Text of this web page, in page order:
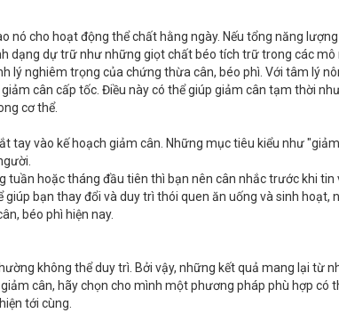
cho hoạt động thể chất hằng ngày. Nếu tổng năng
dạng dự trữ như những giọt chất béo tích trữ trong các mô
lý nghiêm trọng của chứng thừa cân, béo phì. Với tâm lý
cân cấp tốc. Điều này có thể giúp giảm cân tạm thời
cơ thể.
tay vào kế hoạch giảm cân. Những mục tiêu kiểu như
hoặc tháng đầu tiên thì bạn nên cân nhắc trước khi tin
bạn thay đổi và duy trì thói quen ăn uống và sinh hoạt,
béo phì hiện nay.
không thể duy trì. Bởi vậy, những kết quả mang lại từ
cân, hãy chọn cho mình một phương pháp phù hợp có
tới cùng.